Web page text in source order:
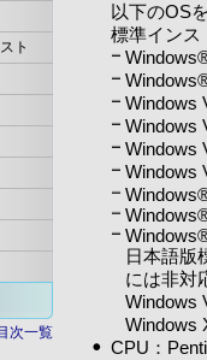
ト
次一覧
以下のOS
標準インス
Windows
Windows
Windows
Windows
日本語版
には非対
Windows
Windows
CPU：